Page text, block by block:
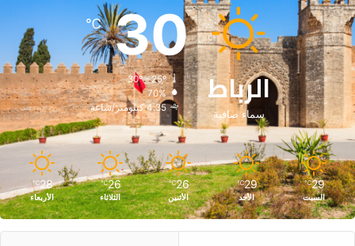
الرباط
سماء صافية
30
℃
30º - 25º
70%
4.35 كيلومتر/ساعة
29
℃
السبت
29
℃
الأحد
26
℃
الأثنين
26
℃
الثلاثاء
28
℃
الأربعاء